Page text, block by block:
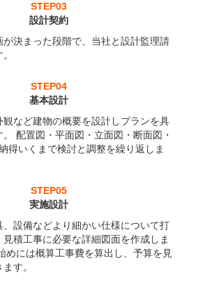
STEP03
設計契約
STEP04
基本設計
STEP05
実施設計
が決まった段階で、当社と設計監理請
など建物の概要を設計しプランを具
配置図・平面図・立面図・断面図・
得いくまで検討と調整を繰り返しま
設備などより細かい仕様について打
積工事に必要な詳細図面を作成しま
めには概算工事費を算出し、予算を見
す。